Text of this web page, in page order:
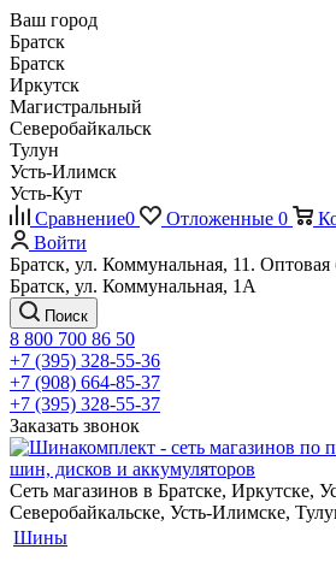
Ваш город
Братск
Братск
Иркутск
Магистральный
Северобайкальск
Тулун
Усть-Илимск
Усть-Кут
Сравнение0 Отложенные 0
Войти
Братск, ул. Коммунальная, 11. Оптовая
Братск, ул. Коммунальная, 1А
Поиск
8 800 700 86 50
+7 (395) 328-55-36
+7 (908) 664-85-37
+7 (395) 328-55-37
Заказать звонок
Сеть магазинов в Братске, Иркутске,
Северобайкальске, Усть-Илимске,
Шины